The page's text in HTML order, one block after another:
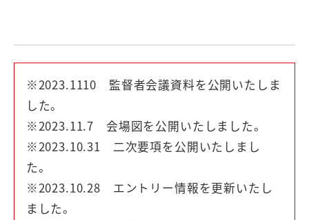
※2023.1110 監督者会議資料を公開いたしま
した。
※2023.11.7 会場図を公開いたしました。
※2023.10.31 二次要項を公開いたしまし
た。
※2023.10.28 エントリー情報を更新いたし
ました。